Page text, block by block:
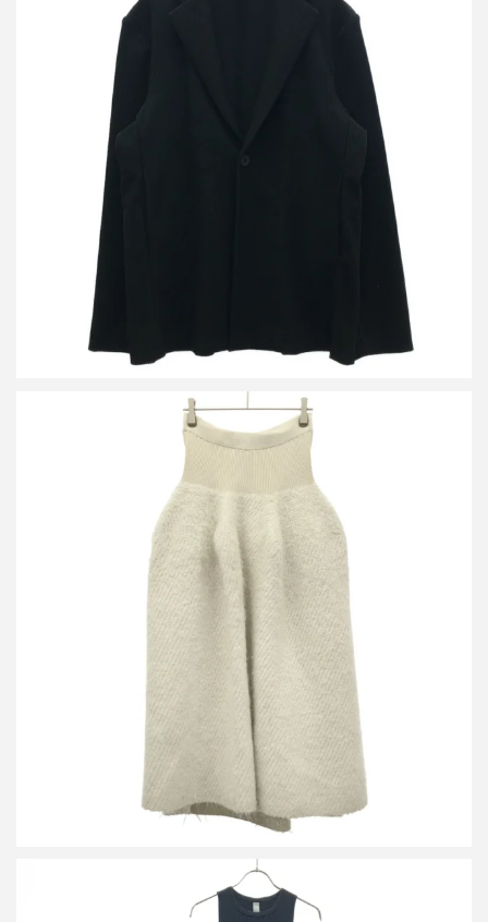
シーエフシーエル Soft Hypha ジャケット CF009KD032
シーエフシーエル POTTERY PILE GLITTER SKIRT スカート
買取金額12,000円
詳しく見る